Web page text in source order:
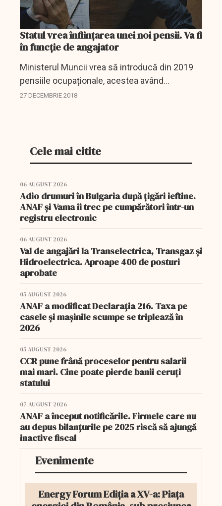
Statul vrea înființarea unei noi pensii. Va fi
în funcţie de angajator
Ministerul Muncii vrea să introducă din 2019
pensiile ocupaționale, acestea având
cuantumuri diferențiate în funcție de
27 DECEMBRIE 2018
Cele mai citite
06 AUGUST 2026
Adio drumuri în Bulgaria după țigări ieftine.
ANAF și Vama îi trec pe cumpărători într-un
registru electronic
06 AUGUST 2026
Val de angajări la Transelectrica, Transgaz și
Hidroelectrica. Aproape 400 de posturi
aprobate
05 AUGUST 2026
ANAF a modificat Declarația 216. Taxa pe
casele și mașinile scumpe se triplează în
2026
05 AUGUST 2026
CCR pune frână proceselor pentru salarii
mai mari. Cine poate pierde banii ceruți
statului
07 AUGUST 2026
ANAF a început notificările. Firmele care nu
au depus bilanțurile pe 2025 riscă să ajungă
inactive fiscal
Evenimente
Energy Forum Ediția a XV-a: Piața